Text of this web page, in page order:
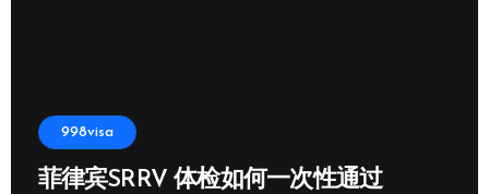
998visa
菲律宾SRRV 体检如何一次性通过